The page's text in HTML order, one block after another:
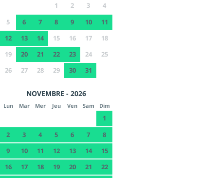
1 2 3
4
5
6 7 8 9 10
11
12
13 14 15 16 17
18
19
20 21 22 23 24
25
26
27 28 29 30 31
NOVEMBRE - 2026
Lun Mar Mer Jeu Ven Sam Dim
1
2
3 4 5 6 7
8
9
10 11 12 13 14
15
16
17 18 19 20 21
22